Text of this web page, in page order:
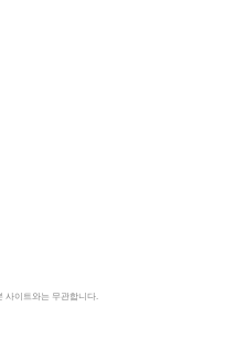
사이트와는 무관합니다.